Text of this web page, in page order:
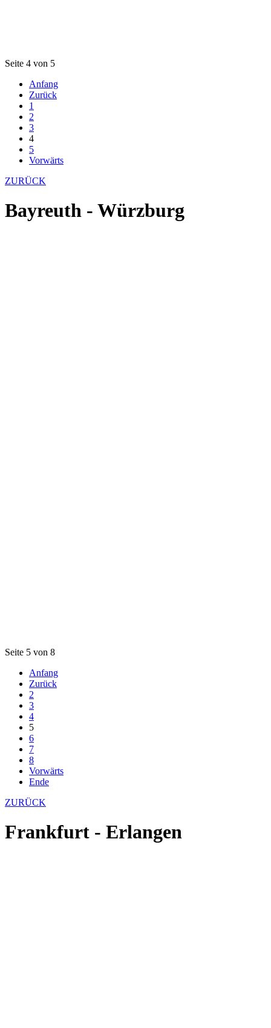
Seite 4 von 5
Anfang
Zurück
1
2
3
4
5
Vorwärts
ZURÜCK
Bayreuth - Würzburg
Seite 5 von 8
Anfang
Zurück
2
3
4
5
6
7
8
Vorwärts
Ende
ZURÜCK
Frankfurt - Erlangen